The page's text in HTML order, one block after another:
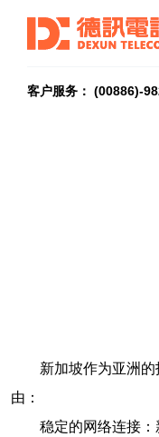
客户服务： (00886)-
新加坡作为亚洲
由：
稳定的网络连接